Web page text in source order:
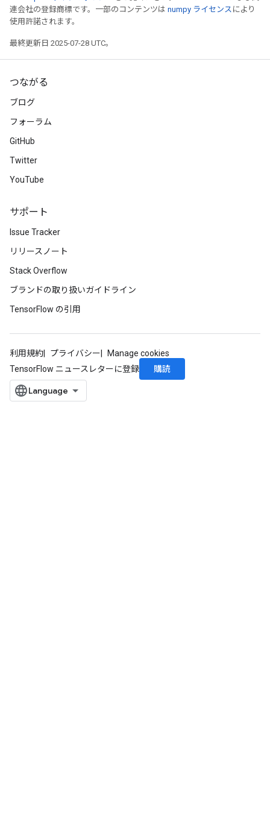
連会社の登録商標です。一部のコンテンツは numpy ライセンス により
使用許諾されます。
最終更新日 2025-07-28 UTC。
つながる
ブログ
フォーラム
GitHub
Twitter
YouTube
サポート
Issue Tracker
リリースノート
Stack Overflow
ブランドの取り扱いガイドライン
TensorFlow の引用
利用規約 プライバシー
Manage cookies
TensorFlow ニュースレターに登録
購読